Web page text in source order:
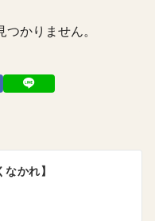
かりません。
かれ】